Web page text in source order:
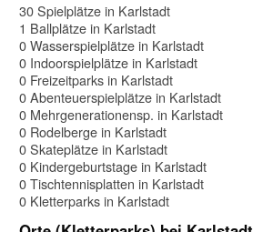
30 Spielplätze in Karlstadt
1 Ballplätze in Karlstadt
0 Wasserspielplätze in Karlstadt
0 Indoorspielplätze in Karlstadt
0 Freizeitparks in Karlstadt
0 Abenteuerspielplätze in Karlstadt
0 Mehrgenerationensp. in Karlstadt
0 Rodelberge in Karlstadt
0 Skateplätze in Karlstadt
0 Kindergeburtstage in Karlstadt
0 Tischtennisplatten in Karlstadt
0 Kletterparks in Karlstadt